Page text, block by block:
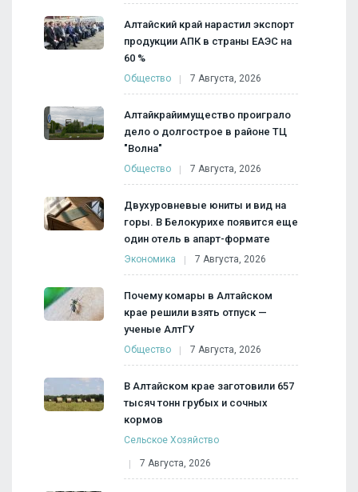
Алтайский край нарастил экспорт
продукции АПК в страны ЕАЭС на
60 %
Общество 7 Августа, 2026
Алтайкрайимущество проиграло
дело о долгострое в районе ТЦ
"Волна"
Общество 7 Августа, 2026
Двухуровневые юниты и вид на
горы. В Белокурихе появится еще
один отель в апарт-формате
Экономика 7 Августа, 2026
Почему комары в Алтайском
крае решили взять отпуск —
ученые АлтГУ
Общество 7 Августа, 2026
В Алтайском крае заготовили 657
тысяч тонн грубых и сочных
кормов
Сельское Хозяйство
7 Августа, 2026